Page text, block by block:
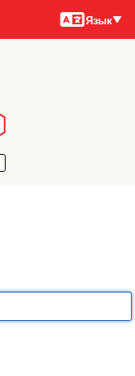
Языки
Язык